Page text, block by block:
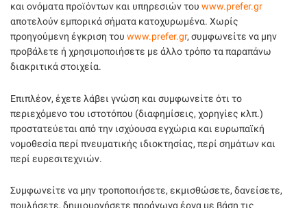
και ονόματα προϊόντων και υπηρεσιών του www.prefer.gr
αποτελούν εμπορικά σήματα κατοχυρωμένα. Χωρίς
προηγούμενη έγκριση του www.prefer.gr, συμφωνείτε να μην
προβάλετε ή χρησιμοποιήσετε με άλλο τρόπο τα παραπάνω
διακριτικά στοιχεία.
Επιπλέον, έχετε λάβει γνώση και συμφωνείτε ότι το
περιεχόμενο του ιστοτόπου (διαφημίσεις, χορηγίες κλπ.)
προστατεύεται από την ισχύουσα εγχώρια και ευρωπαϊκή
νομοθεσία περί πνευματικής ιδιοκτησίας, περί σημάτων και
περί ευρεσιτεχνιών.
Συμφωνείτε να μην τροποποιήσετε, εκμισθώσετε, δανείσετε,
πουλήσετε, δημιουργήσετε παράγωγα έργα με βάση τις